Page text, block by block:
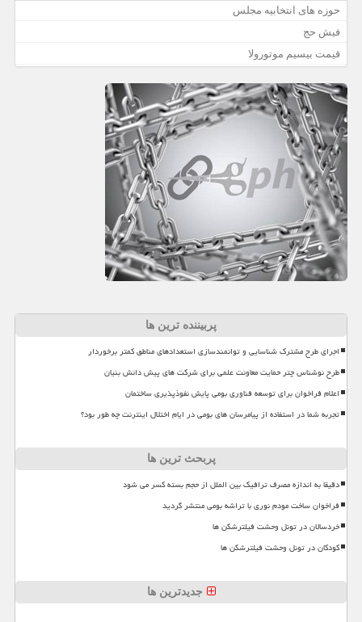
حوزه های انتخابیه مجلس
فیش حج
قیمت بیسیم موتورولا
پربیننده ترین ها
اجرای طرح مشترک شناسایی و توانمندسازی استعدادهای مناطق کمتر برخوردار
طرح نوشناس چتر حمایت معاونت علمی برای شرکت های پیش دانش بنیان
اعلام فراخوان برای توسعه فناوری بومی پایش نفوذپذیری ساختمان
تجربه شما در استفاده از پیامرسان های بومی در ایام اختلال اینترنت چه طور بود؟
پربحث ترین ها
دقیقا به اندازه مصرف ترافیک بین الملل از حجم بسته کسر می شود
فراخوان ساخت مودم نوری با تراشه بومی منتشر گردید
خردسالان در تونل وحشت فیلترشکن ها
کودکان در تونل وحشت فیلترشکن ها
جدیدترین ها